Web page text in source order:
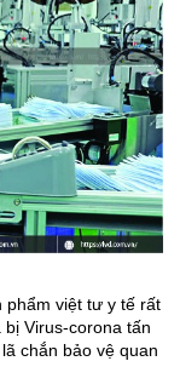
phẩm việt tư y tế rất
Virus-corona tấn
chắn bảo vệ quan